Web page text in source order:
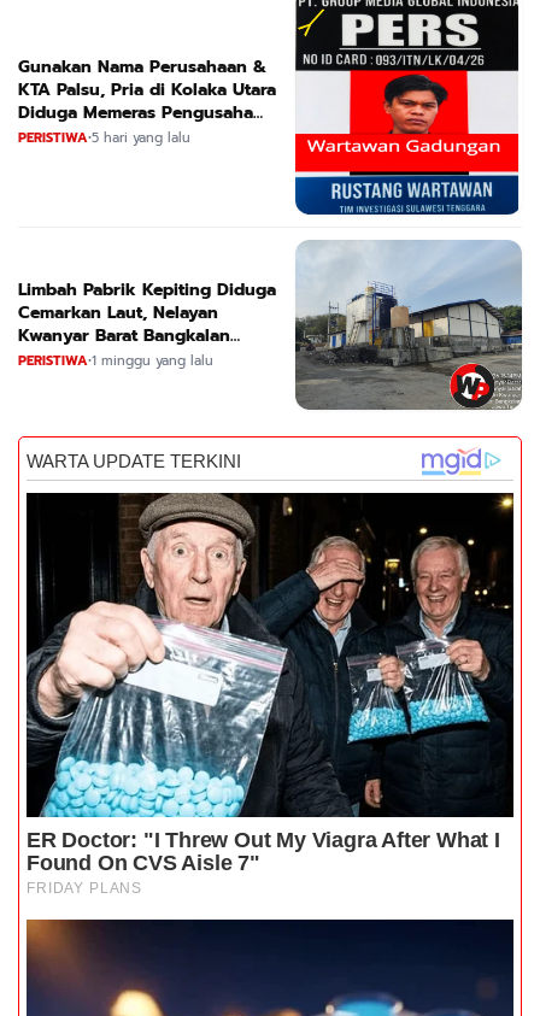
Gunakan Nama Perusahaan &
KTA Palsu, Pria di Kolaka Utara
Diduga Memeras Pengusaha
Tambang dan Minyak
PERISTIWA•5 hari yang lalu
Limbah Pabrik Kepiting Diduga
Cemarkan Laut, Nelayan
Kwanyar Barat Bangkalan
Desak DLH Turun Tangan
PERISTIWA•1 minggu yang lalu